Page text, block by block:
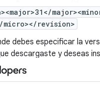
micro></revision>
debes especificar la
descargaste y deseas